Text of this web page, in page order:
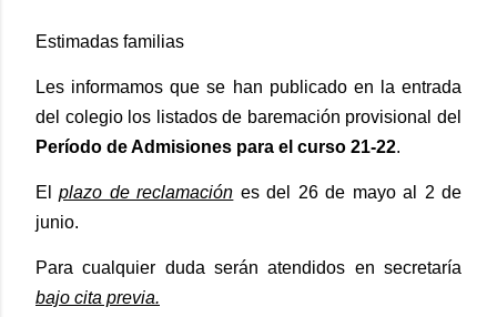
Estimadas familias
Les informamos que se han publicado en la entrada
del colegio los listados de baremación provisional del
Período de Admisiones para el curso 21-22.
Elplazo de reclamación es del 26 de mayo al 2 de
junio.
Para cualquier duda serán atendidos en secretaría
bajo cita previa.